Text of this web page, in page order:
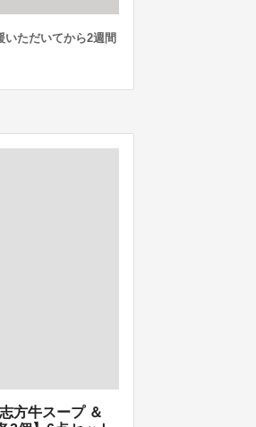
いただいてから2週間
方牛スープ ＆